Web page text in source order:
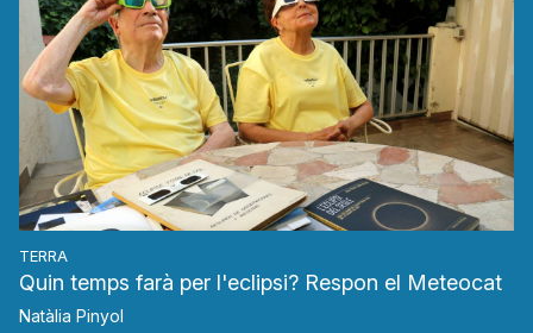
TERRA
Quin temps farà per l'eclipsi? Respon el Meteocat
Natàlia Pinyol